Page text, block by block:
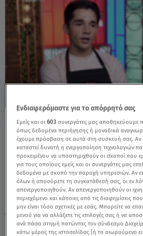
MasterChef: Τα Ζευγάρια Της
Ευκαιρίας! - Video
TAGS: MASTERCHEF MASTERCHEF
Ενδιαφερόμαστε για το απόρρητό σας
Εμείς και οι603 συνεργάτες μας αποθηκεύουμε
όπως δεδομένα περιήγησης ή μοναδικά
έχουμε πρόσβαση σε αυτά στη συσκευή σας. Αν
καταστεί δυνατή η ενεργοποίηση τεχνολογιών
προκειμένου να υποστηριχθούν οι σκοποί που
για τους οποίους εμείς και οι συνεργάτες μας
δεδομένα με σκοπό την παροχή υπηρεσιών. Αν
όλων ή αποσύρετε τη συγκατάθεσή σας, οι εν
απενεργοποιηθούν. Αν απενεργοποιηθούν οι
περιεχόμενο και κάποιες από τις διαφημίσεις
μην είναι τόσο σχετικές με εσάς. Μπορείτε να
μενού για να αλλάξετε τις επιλογές σας ή να
ανά πάσα στιγμή πατώντας τον σύνδεσμο
κάτω μέρος της ιστοσελίδας [ή το αιωρούμενο